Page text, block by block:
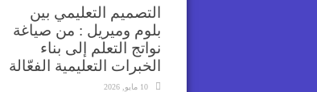
التصميم التعليمي بين
بلوم وميريل : من صياغة
نواتج التعلم إلى بناء
الخبرات التعليمية الفعّالة
10 مايو, 2026